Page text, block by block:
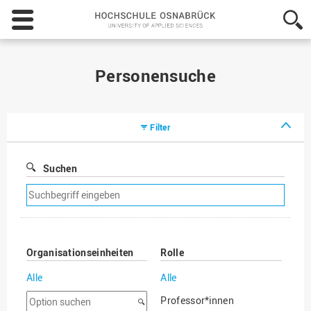
Hochschule
Osnabrück
-
Personensuche
Filter
Suchen
Suchfilter
entfernen
Organisationseinheiten
Alle
Option
Rolle
Alle
Professor*innen